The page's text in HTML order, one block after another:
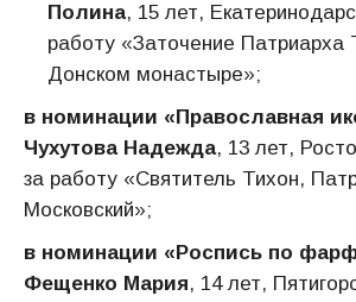
Полина, 15 лет,
работу «Заточение Патриарха
Донском монастыре»;
в номинации «Православная
Чухутова Надежда, 13 лет,
за работу «Святитель Тихон,
Московский»;
в номинации «Роспись по
Фещенко Мария, 14 лет,